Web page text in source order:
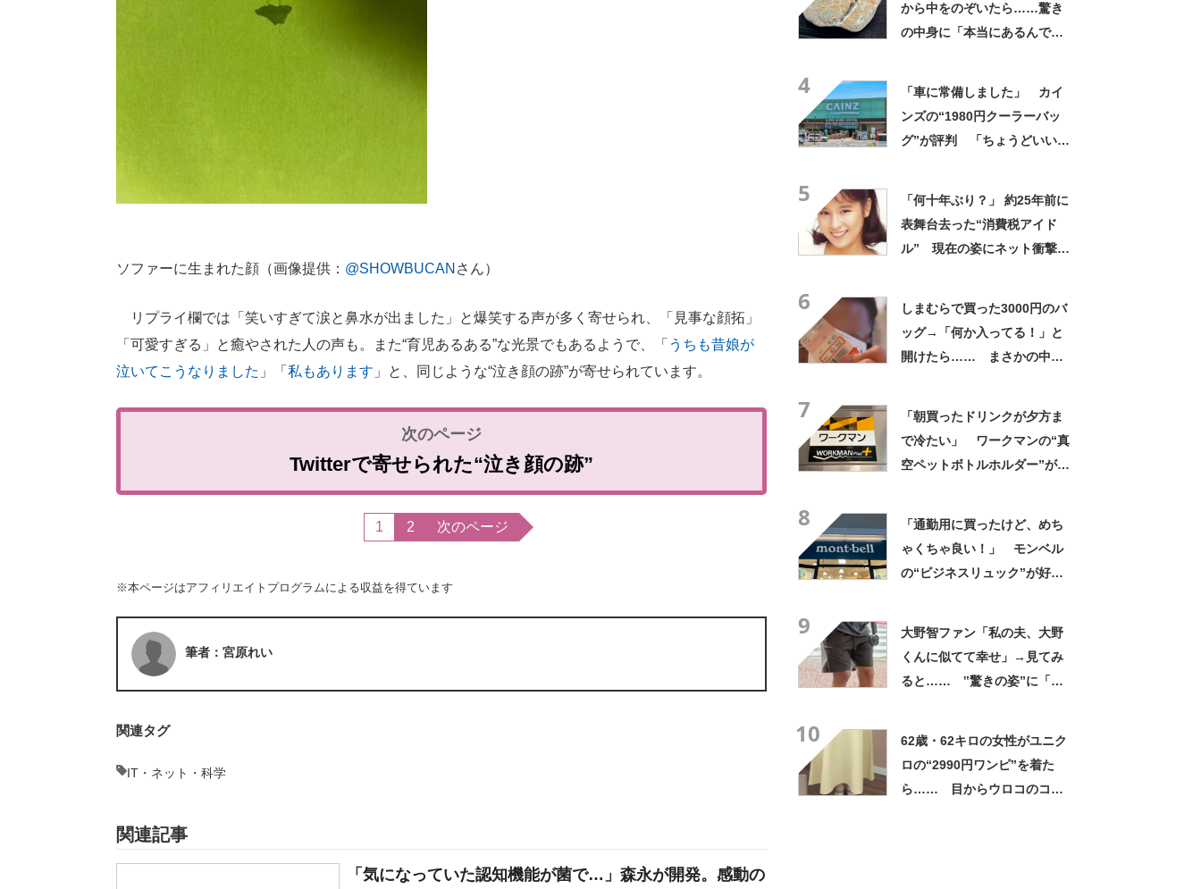
ソファーに生まれた顔（画像提供： @SHOWBUCAN さん）
リプライ欄では「笑いすぎて涙と鼻水が出ました」と爆笑する声が多く寄せられ、「見事な顔拓」
「可愛すぎる」と癒やされた人の声も。また“育児あるある”な光景でもあるようで、「 うちも昔娘が
泣いてこうなりました 」「 私もあります 」と、同じような“泣き顔の跡”が寄せられています。
Twitterで寄せられた“泣き顔の跡”
1 2 次のページ
※本ページはアフィリエイトプログラムによる収益を得ています
筆者：宮原れい
関連タグ
IT・ネット・科学
関連記事
「気になっていた認知機能が菌で…」森永が開発。感動の
から中をのぞいたら……驚き
の中身に「本当にあるんです
4
「車に常備しました」 カイ
ンズの“1980円クーラーバッ
グ”が評判 「ちょうどいい大
5
「何十年ぶり？」 約25年前に
表舞台去った“消費税アイド
ル” 現在の姿にネット衝撃
6
しまむらで買った3000円のバ
ッグ→「何か入ってる！」と
開けたら…… まさかの中身
7
「朝買ったドリンクが夕方ま
で冷たい」 ワークマンの“真
空ペットボトルホルダー”が大
8
「通勤用に買ったけど、めち
ゃくちゃ良い！」 モンベル
の“ビジネスリュック”が好
9
大野智ファン「私の夫、大野
くんに似てて幸せ」→見てみ
ると…… ‟驚きの姿”に「最
10
62歳・62キロの女性がユニク
ロの“2990円ワンピ”を着た
ら…… 目からウロコのコー